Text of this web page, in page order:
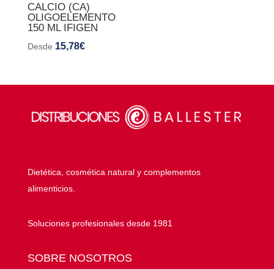
CALCIO (CA)
OLIGOELEMENTO
150 ML IFIGEN
Desde 15,78€
Dietética, cosmética natural y complementos
alimenticios.
Soluciones profesionales desde 1981
SOBRE NOSOTROS